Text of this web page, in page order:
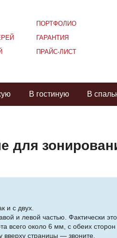
ПОРТФОЛИО
ГАРАНТИЯ
ПРАЙС-ЛИСТ
В гостиную В
для
и с двух.
и левой частью. Фактически
всего около 6 мм, с обеих
вверху страницы — звоните.